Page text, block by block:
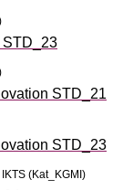
STD_23
STD_21
STD_23
(Kat_KGMI)